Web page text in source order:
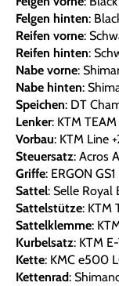
Felgen hinten:
Reifen vorne:
Reifen hinten:
Nabe vorne:
Nabe hinten:
Speichen: DT
Lenker: KTM
Vorbau: KTM Line
Steuersatz: Acros
Griffe: ERGON GS1
Sattel: Selle Royal
Sattelstütze: KTM
Sattelklemme:
Kurbelsatz: KTM
Kette: KMC e500
Kettenrad: